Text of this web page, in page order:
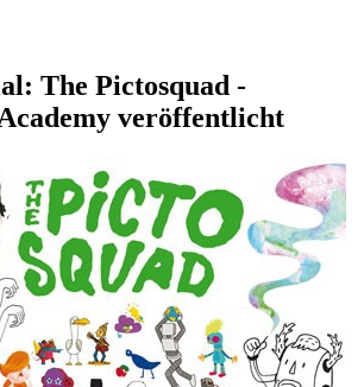
The Pictosquad -
veröffentlicht